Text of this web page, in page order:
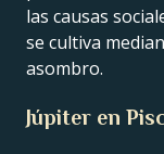
las causas
se cultiva
asombro.
Júpiter en